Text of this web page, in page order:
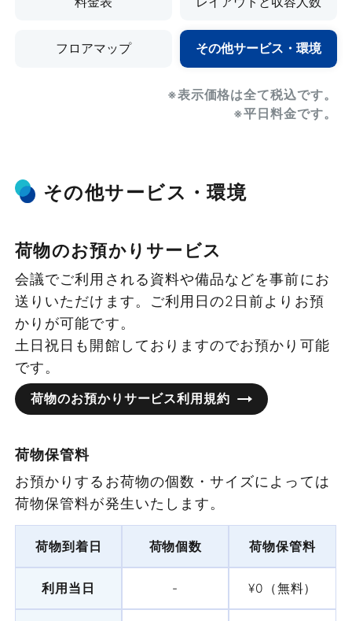
フロアマップ その他サービス・環境
※表示価格は全て税込です。
※平日料金です。
別館の特長
※表示価格は全て税込です。
※平日料金です。
会議室一覧
Aタイプ
17㎡・19㎡
¥7,260〜
¥26,015
※表示価格は全て税込です。
※平日料金です。
料金表
タイプ 3時間パック
Aタイプ
Bタイプ ¥11,220 ¥18,700
BCタイプ ¥15,180 ¥25,300
Dタイプ ¥23,100 ¥38,500
Eタイプ ¥30,360 ¥50,600
Fタイプ ¥36,300 ¥60,500
Gタイプ - ¥74,800
レイアウトと収容人数
固定卓
2名掛 3名掛
Aタイプ
Bタイプ
BCタイプ 22名 33名
Cタイプ
Dタイプ - 36名 54名 24名
※表示価格は全て税込です。
※平日料金です。
フロアマップ
1F 2F 3F 4F 5F
10F
※表示価格は全て税込です。
※平日料金です。
その他サービス・環境
荷物のお預かりサービス
会議でご利用される資料や備品などを事前にお
送りいただけます。ご利用日の2日前よりお預
かりが可能です。
土日祝日も開館しておりますのでお預かり可能
です。
荷物のお預かりサービス利用規約
荷物保管料
お預かりするお荷物の個数・サイズによっては
荷物保管料が発生いたします。
荷物到着日
利用当日
荷物個数
-
荷物保管料
¥0（無料）